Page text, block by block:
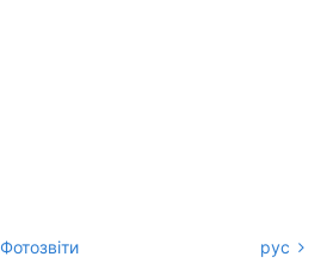
Фотозвіти рус